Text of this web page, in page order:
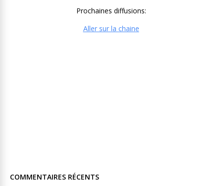
Prochaines diffusions:
Aller sur la chaine
COMMENTAIRES RÉCENTS